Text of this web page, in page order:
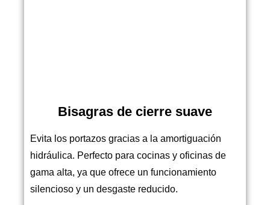
Bisagras de cierre suave
Evita los portazos gracias a la amortiguación
hidráulica. Perfecto para cocinas y oficinas de
gama alta, ya que ofrece un funcionamiento
silencioso y un desgaste reducido.